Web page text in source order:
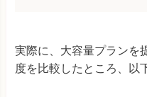
実際に、大容量プランを
度を比較したところ、以